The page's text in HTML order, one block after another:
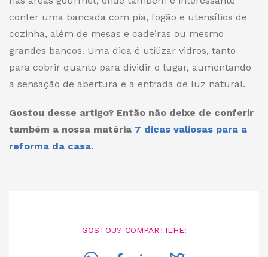
conter uma bancada com pia, fogão e utensílios de
cozinha, além de mesas e cadeiras ou mesmo
grandes bancos. Uma dica é utilizar vidros, tanto
para cobrir quanto para dividir o lugar, aumentando
a sensação de abertura e a entrada de luz natural.
Gostou desse artigo? Então não deixe de conferir
também a nossa matéria 7 dicas valiosas para a
reforma da casa.
GOSTOU? COMPARTILHE: